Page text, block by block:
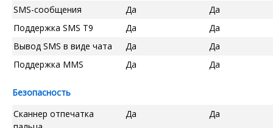
SMS-сообщения
Да
Да
Поддержка SMS T9
Да
Да
Вывод SMS в виде чата
Да
Да
Поддержка MMS
Да Да
Безопасность
Сканнер отпечатка
Да Да